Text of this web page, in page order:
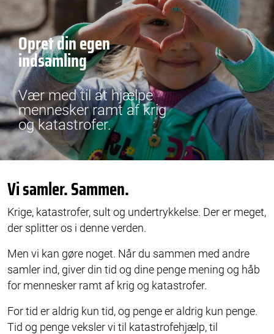
Opret din egen
indsamling
Vær med til at hjælpe
mennesker ramt af krig
og katastrofer.
Vi samler. Sammen.
Krige, katastrofer, sult og undertrykkelse. Der er meget,
der splitter os i denne verden.
Men vi kan gøre noget. Når du sammen med andre
samler ind, giver din tid og dine penge mening og håb
for mennesker ramt af krig og katastrofer.
For tid er aldrig kun tid, og penge er aldrig kun penge.
Tid og penge veksler vi til katastrofehjælp, til